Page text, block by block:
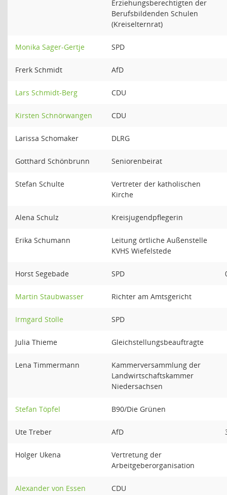
Erziehungsberechtigten der
Berufsbildenden Schulen
(Kreiselternrat)
Monika Sager-Gertje SPD
Frerk Schmidt AfD
Lars Schmidt-Berg CDU
Kirsten Schnörwangen CDU
Larissa Schomaker DLRG
Gotthard Schönbrunn Seniorenbeirat
Stefan Schulte
Vertreter der katholischen
Kirche
Alena Schulz Kreisjugendpflegerin
Erika Schumann
Leitung örtliche Außenstelle
KVHS Wiefelstede
Horst Segebade SPD
Martin Staubwasser Richter am Amtsgericht
Irmgard Stolle SPD
Julia Thieme Gleichstellungsbeauftragte
Lena Timmermann
Kammerversammlung der
Landwirtschaftskammer
Niedersachsen
Stefan Töpfel B90/Die Grünen
Ute Treber AfD
Holger Ukena
Vertretung der
Arbeitgeberorganisation
Alexander von Essen CDU